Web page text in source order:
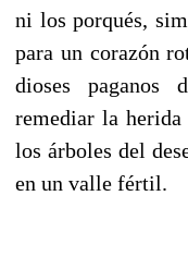
ni los porqués,
para un corazón
dioses paganos
remediar la herida
los árboles del
en un valle fértil.